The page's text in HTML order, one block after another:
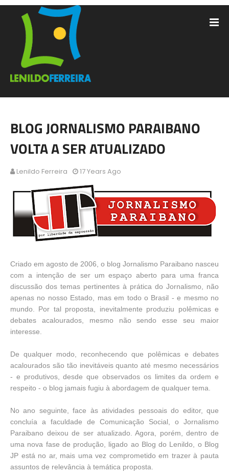
BLOG JORNALISMO PARAIBANO
VOLTA A SER ATUALIZADO
Lenildo Ferreira 17 Years Ago
Criado em agosto de 2006, o blog Jornalismo Paraibano nasceu
com a intenção de ser um espaço aberto para uma franca
discussão dos temas pertinentes à prática do Jornalismo, não
apenas no nosso Estado, mas em todo o Brasil - e mesmo no
mundo. Por tal proposta, inevitalmente produziu polêmicas e
debates acalourados, mesmo não sendo esse seu maior
interesse.
De qualquer modo, reconhecendo que polêmicas e debates
acalourados são tão inevitáveis quanto até mesmo necessários
- e produtivos, desde que observados os limites da ordem e
respeito - o blog jamais fugiu à abordagem de qualquer tema.
No ano seguinte, face às atividades pessoais do editor, que
concluía a faculdade de Comunicação Social, o Jornalismo
Paraibano deixou de ser atualizado. Agora, porém, dentro de
uma nova fase de produção, ligado ao Blog do Lenildo, o Blog
JP está no ar, mais uma vez comprometido em trazer à pauta
assuntos de relevância à temática proposta.